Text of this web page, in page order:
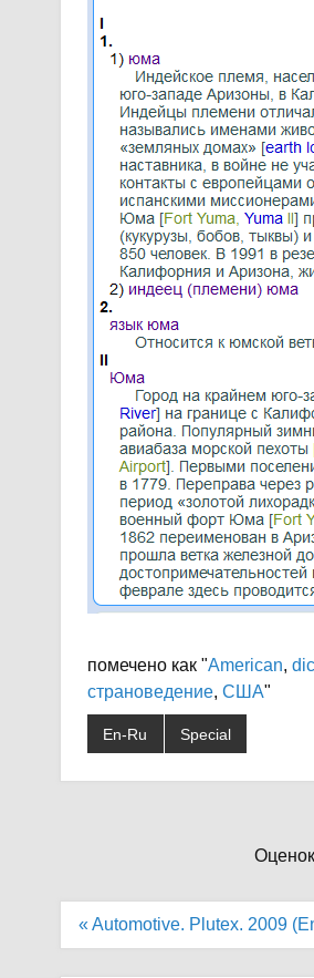
помечено как "American,
страноведение, США"
En-Ru Special
Навигация
« Automotive. Plutex. 2009